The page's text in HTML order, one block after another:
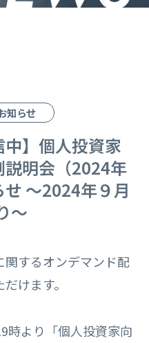
知らせ
中】個人投資家
明会（2024年
～2024年９月
～
するオンデマンド配
けます。
時より「個人投資家向